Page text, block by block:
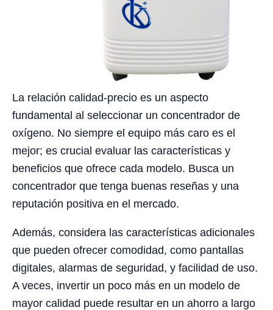
La relación calidad-precio es un aspecto
fundamental al seleccionar un concentrador de
oxígeno. No siempre el equipo más caro es el
mejor; es crucial evaluar las características y
beneficios que ofrece cada modelo. Busca un
concentrador que tenga buenas reseñas y una
reputación positiva en el mercado.
Además, considera las características adicionales
que pueden ofrecer comodidad, como pantallas
digitales, alarmas de seguridad, y facilidad de uso.
A veces, invertir un poco más en un modelo de
mayor calidad puede resultar en un ahorro a largo